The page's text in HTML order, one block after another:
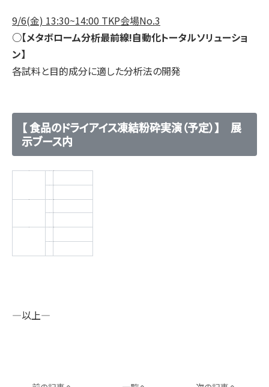
9/6(金) 13:30~14:00 TKP会場No.3
○【メタボローム分析最前線!自動化トータルソリューショ
ン】
各試料と目的成分に適した分析法の開発
【 食品のドライアイス凍結粉砕実演（予定）】 展
示ブース内
―以上―